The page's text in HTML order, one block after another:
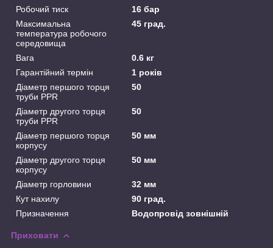
Робочий тиск
16 бар
Максимальна
температура робочого
середовища
45 град.
Вага
0.6 кг
Гарантійний термін
1 років
Діаметр першого торця
труби PPR
50
Діаметр другого торця
труби PPR
50
Діаметр першого торця
корпусу
50 мм
Діаметр другого торця
корпусу
50 мм
Діаметр горловини
32 мм
Кут нахилу
90 град.
Призначення
Водопровід зовнішній
Приховати